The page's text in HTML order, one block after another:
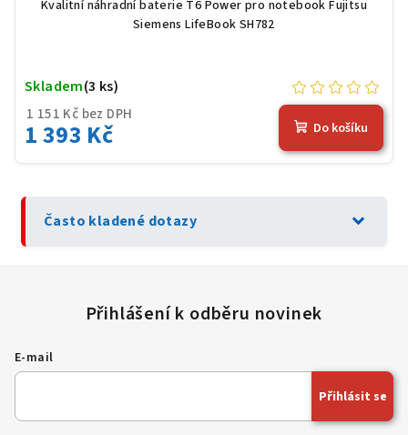
Kvalitní náhradní baterie T6 Power pro notebook Fujitsu
Siemens LifeBook SH782
1 151 Kč bez DPH
1 393 Kč
Skladem(3 ks)
Do košíku
Často kladené dotazy expand_more
E-mail
Přihlásit se